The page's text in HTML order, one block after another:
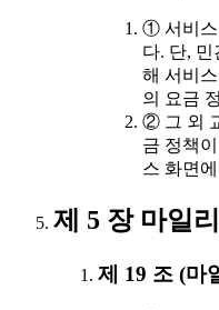
① 서비스
다. 단, 민
해 서비
의 요금
② 그 외
금 정책
스 화면
제 5 장 마일
제 19 조 (마